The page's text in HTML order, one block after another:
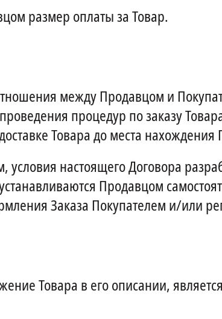
размер оплаты за Товар.
между Продавцом и
процедур по заказу
Товара до места нахождения
настоящего Договора
Продавцом
Заказа Покупателем и/или
Товара в его описании,